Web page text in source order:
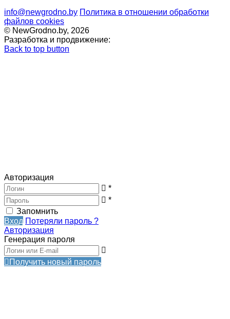
info@newgrodno.by Политика в отношении обработки
файлов cookies
© NewGrodno.by, 2026
Разработка и продвижение:
Back to top button
Авторизация
*
*
Запомнить
Вход Потеряли пароль ?
Авторизация
Генерация пароля
Получить новый пароль